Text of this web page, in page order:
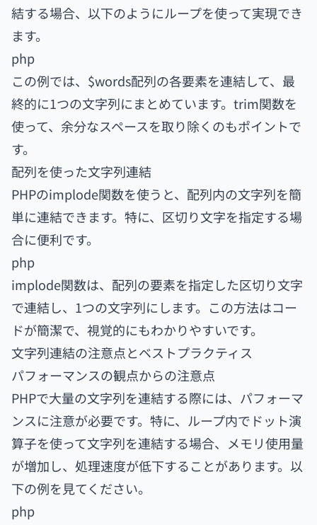
結する場合、以下のようにループを使って実現でき
ます。
php
この例では、$words配列の各要素を連結して、最
終的に1つの文字列にまとめています。trim関数を
使って、余分なスペースを取り除くのもポイントで
す。
配列を使った文字列連結
PHPのimplode関数を使うと、配列内の文字列を簡
単に連結できます。特に、区切り文字を指定する場
合に便利です。
php
implode関数は、配列の要素を指定した区切り文字
で連結し、1つの文字列にします。この方法はコー
ドが簡潔で、視覚的にもわかりやすいです。
文字列連結の注意点とベストプラクティス
パフォーマンスの観点からの注意点
PHPで大量の文字列を連結する際には、パフォーマ
ンスに注意が必要です。特に、ループ内でドット演
算子を使って文字列を連結する場合、メモリ使用量
が増加し、処理速度が低下することがあります。以
下の例を見てください。
php